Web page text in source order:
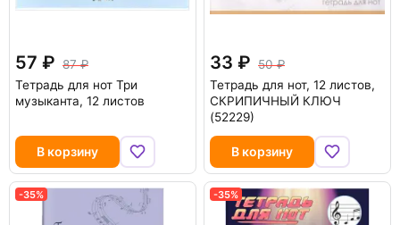
57
87
Тетрадь для нот Три
музыканта, 12 листов
В корзину
33
50
Тетрадь для нот, 12 листов,
СКРИПИЧНЫЙ КЛЮЧ
(52229)
В корзину
-35% -35%